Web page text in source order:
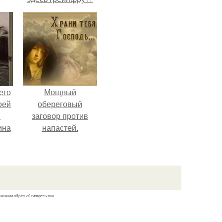
Мощный
обереговый
заговор против
напастей.
обратной гиперссылки.